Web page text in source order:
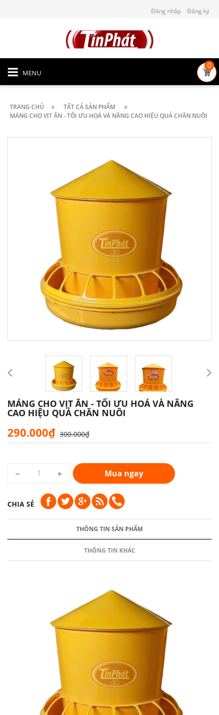
Đăng nhập Đăng ký
MENU
0
TRANG CHỦ
TẤT CẢ SẢN PHẨM
MÁNG CHO VỊT ĂN - TỐI ƯU HOÁ VÀ NÂNG CAO HIỆU QUẢ CHĂN NUÔI
MÁNG CHO VỊT ĂN - TỐI ƯU HOÁ VÀ NÂNG
CAO HIỆU QUẢ CHĂN NUÔI
290.000₫ 300.000₫
Mua ngay
CHIA SẺ
THÔNG TIN SẢN PHẨM
THÔNG TIN KHÁC